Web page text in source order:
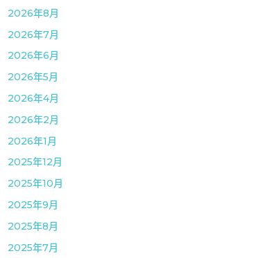
2026年8月
2026年7月
2026年6月
2026年5月
2026年4月
2026年2月
2026年1月
2025年12月
2025年10月
2025年9月
2025年8月
2025年7月